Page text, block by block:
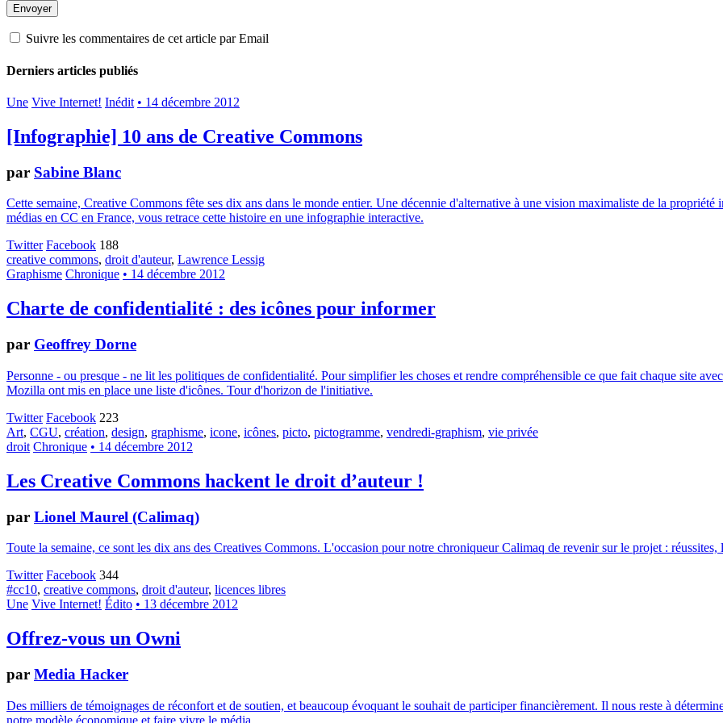
Suivre les commentaires de cet article par Email
Derniers articles publiés
Une Vive Internet! Inédit • 14 décembre 2012
[Infographie] 10 ans de Creative Commons
par Sabine Blanc
Cette semaine, Creative Commons fête ses dix ans dans le monde entier. Une décennie d'alternative à une vision maximaliste de la
médias en CC en France, vous retrace cette histoire en une infographie interactive.
Twitter Facebook 188
creative commons, droit d'auteur, Lawrence Lessig
Graphisme Chronique • 14 décembre 2012
Charte de confidentialité : des icônes pour informer
par Geoffrey Dorne
Personne - ou presque - ne lit les politiques de confidentialité. Pour simplifier les choses et rendre compréhensible ce que fait chaque site
Mozilla ont mis en place une liste d'icônes. Tour d'horizon de l'initiative.
Twitter Facebook 223
Art, CGU, création, design, graphisme, icone, icônes, picto, pictogramme, vendredi-graphism, vie privée
droit Chronique • 14 décembre 2012
Les Creative Commons hackent le droit d’auteur !
par Lionel Maurel (Calimaq)
Toute la semaine, ce sont les dix ans des Creatives Commons. L'occasion pour notre chroniqueur Calimaq de revenir sur le projet : réussites,
Twitter Facebook 344
#cc10, creative commons, droit d'auteur, licences libres
Une Vive Internet! Édito • 13 décembre 2012
Offrez-vous un Owni
par Media Hacker
Des milliers de témoignages de réconfort et de soutien, et beaucoup évoquant le souhait de participer financièrement. Il nous reste à
notre modèle économique et faire vivre le média.